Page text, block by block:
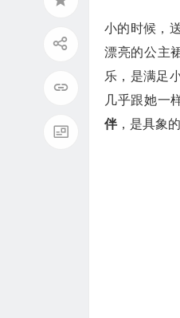
小的时候，
漂亮的公主
乐，是满足
几乎跟她一
伴 ，是具象